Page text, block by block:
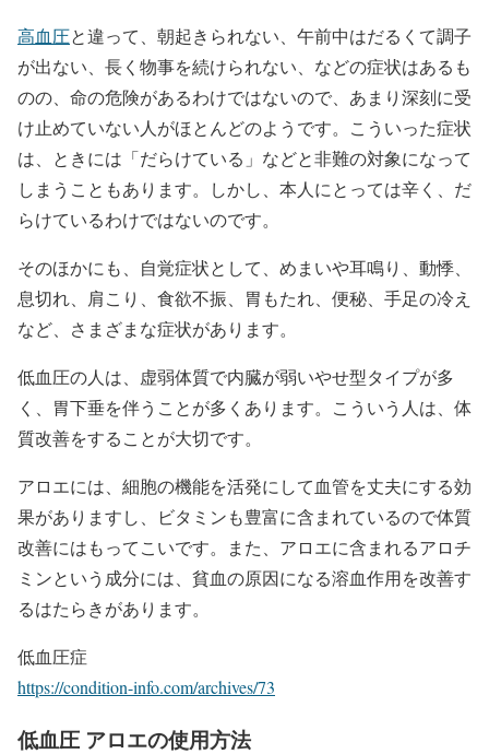
高血圧と違って、朝起きられない、午前中はだるくて調子
が出ない、長く物事を続けられない、などの症状はあるも
のの、命の危険があるわけではないので、あまり深刻に受
け止めていない人がほとんどのようです。こういった症状
は、ときには「だらけている」などと非難の対象になって
しまうこともあります。しかし、本人にとっては辛く、だ
らけているわけではないのです。
そのほかにも、自覚症状として、めまいや耳鳴り、動悸、
息切れ、肩こり、食欲不振、胃もたれ、便秘、手足の冷え
など、さまざまな症状があります。
低血圧の人は、虚弱体質で内臓が弱いやせ型タイプが多
く、胃下垂を伴うことが多くあります。こういう人は、体
質改善をすることが大切です。
アロエには、細胞の機能を活発にして血管を丈夫にする効
果がありますし、ビタミンも豊富に含まれているので体質
改善にはもってこいです。また、アロエに含まれるアロチ
ミンという成分には、貧血の原因になる溶血作用を改善す
るはたらきがあります。
低血圧症
https://condition-info.com/archives/73
低血圧 アロエの使用方法